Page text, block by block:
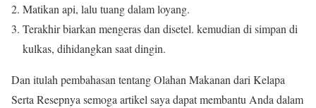
Matikan api, lalu tuang dalam loyang.
Terakhir biarkan mengeras dan disetel. kemudian di simpan di
kulkas, dihidangkan saat dingin.
Dan itulah pembahasan tentang Olahan Makanan dari Kelapa
Serta Resepnya semoga artikel saya dapat membantu Anda dalam